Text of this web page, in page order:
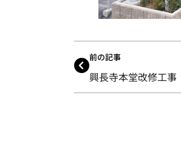
前の記事
興長寺本堂改修工事